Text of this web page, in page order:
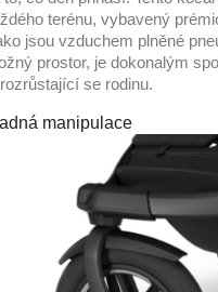
terénu, vybavený
jsou vzduchem plněné
prostor, je dokonalým
se rodinu.
manipulace